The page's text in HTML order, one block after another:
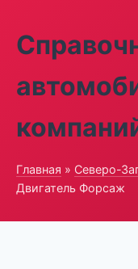
Главная » Северо-
Двигатель Форсаж